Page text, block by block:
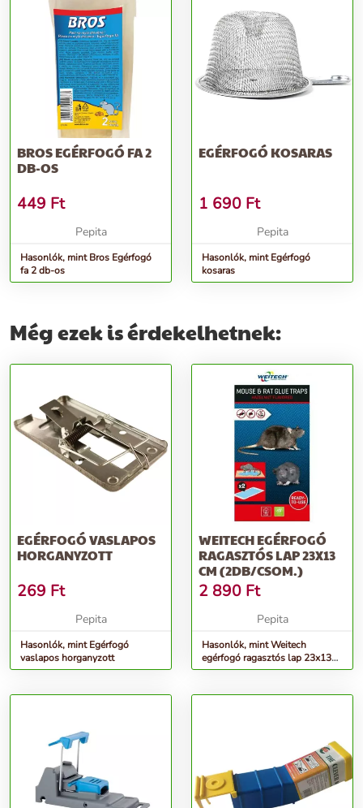
BROS EGÉRFOGÓ FA 2
DB-OS
449 Ft
Pepita
Hasonlók, mint Bros Egérfogó
fa 2 db-os
EGÉRFOGÓ KOSARAS
1 690 Ft
Pepita
Hasonlók, mint Egérfogó
kosaras
Még ezek is érdekelhetnek:
EGÉRFOGÓ VASLAPOS
HORGANYZOTT
269 Ft
Pepita
Hasonlók, mint Egérfogó
vaslapos horganyzott
WEITECH EGÉRFOGÓ
RAGASZTÓS LAP 23X13
CM (2DB/CSOM.)
2 890 Ft
Pepita
Hasonlók, mint Weitech
egérfogó ragasztós lap 23x13
cm (2db/csom.)